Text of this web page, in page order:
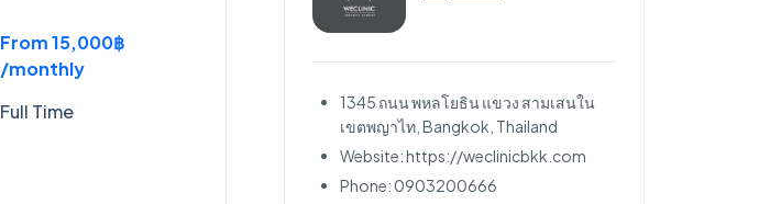
From 15,000฿
/monthly
Full Time
1345 ถนน พหลโยธิน แขวง สามเสนใน
เขตพญาไท, Bangkok, Thailand
Website: https://weclinicbkk.com
Phone: 0903200666